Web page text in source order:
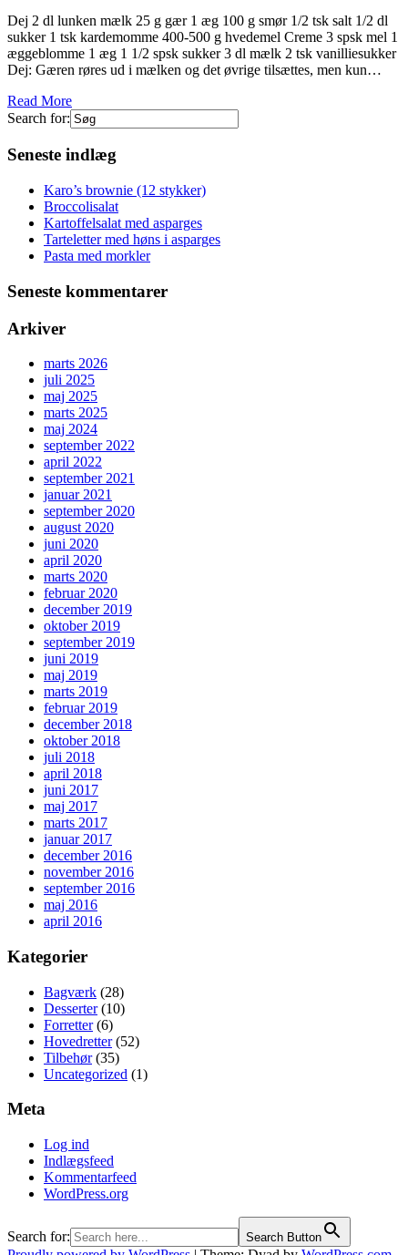
Dej 2 dl lunken mælk 25 g gær 1 æg 100 g smør 1/2 tsk salt 1/2 dl
sukker 1 tsk kardemomme 400-500 g hvedemel Creme 3 spsk mel 1
æggeblomme 1 æg 1 1/2 spsk sukker 3 dl mælk 2 tsk vanilliesukker
Dej: Gæren røres ud i mælken og det øvrige tilsættes, men kun…
Read More
Search for:
Seneste indlæg
Karo’s brownie (12 stykker)
Broccolisalat
Kartoffelsalat med asparges
Tarteletter med høns i asparges
Pasta med morkler
Seneste kommentarer
Arkiver
marts 2026
juli 2025
maj 2025
marts 2025
maj 2024
september 2022
april 2022
september 2021
januar 2021
september 2020
august 2020
juni 2020
april 2020
marts 2020
februar 2020
december 2019
oktober 2019
september 2019
juni 2019
maj 2019
marts 2019
februar 2019
december 2018
oktober 2018
juli 2018
april 2018
juni 2017
maj 2017
marts 2017
januar 2017
december 2016
november 2016
september 2016
maj 2016
april 2016
Kategorier
Bagværk (28)
Desserter(10)
Forretter(6)
Hovedretter(52)
Tilbehør(35)
Uncategorized (1)
Meta
Log ind
Indlægsfeed
Kommentarfeed
WordPress.org
Search for: Search Button